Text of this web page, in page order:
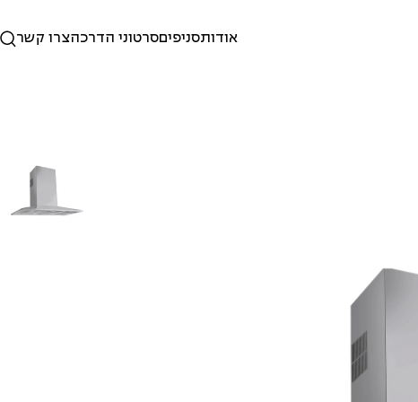
אודותסניפיםסרטוני הדרכהצרו קשר